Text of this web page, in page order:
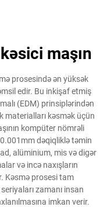
maşın
prosesində ən yüksək
edir. Bu inkişaf etmiş
(EDM) prinsiplərindən
materialları kəsmək üçün
kompüter nömrəli
dəqiqliklə təmin
alüminium, mis və digər
və incə naxışların
Kəsmə prosesi tam
zamanı insan
imkan verir.